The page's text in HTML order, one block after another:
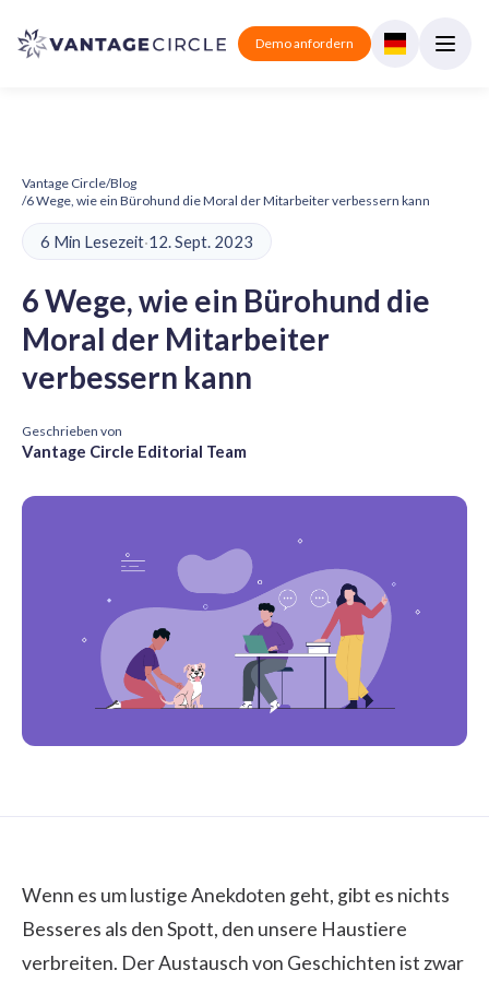
Demo anfordern
Vantage Circle/Blog
/6 Wege, wie ein Bürohund die Moral der Mitarbeiter verbessern kann
6 Min Lesezeit·12. Sept. 2023
6 Wege, wie ein Bürohund die
Moral der Mitarbeiter
verbessern kann
Geschrieben von
Vantage Circle Editorial Team
Wenn es um lustige Anekdoten geht, gibt es nichts
Besseres als den Spott, den unsere Haustiere
verbreiten. Der Austausch von Geschichten ist zwar